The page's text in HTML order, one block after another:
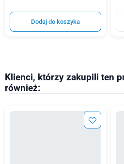
Dodaj do koszyka
Klienci, którzy zakupili ten
również: